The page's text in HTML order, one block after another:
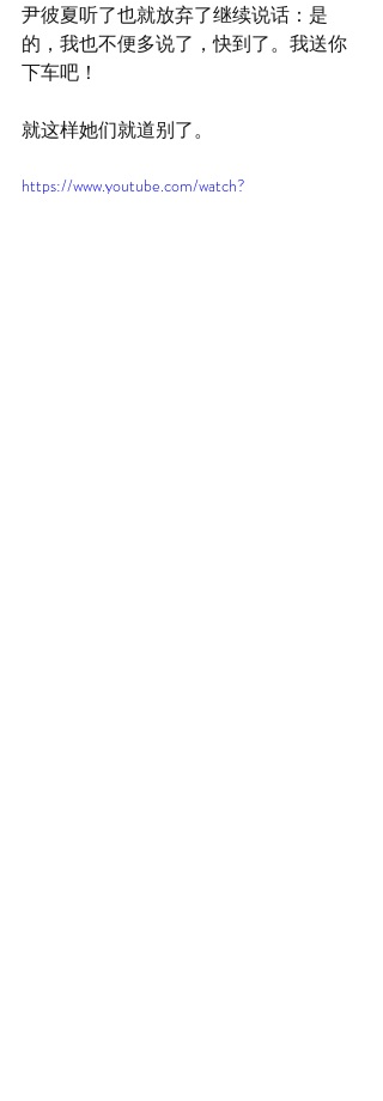
尹彼夏听了也就放弃了继续说话：是
的，我也不便多说了，快到了。我送你
下车吧！
就这样她们就道别了。
https://www.youtube.com/watch?